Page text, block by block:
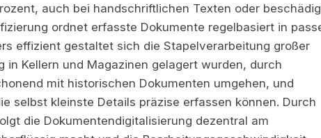
auch bei handschriftlichen Texten oder
ordnet erfasste Dokumente regelbasiert in
effizient gestaltet sich die Stapelverarbeitung großer
Kellern und Magazinen gelagert wurden, durch
mit historischen Dokumenten umgehen, und
selbst kleinste Details präzise erfassen können. Durch
die Dokumentendigitalisierung dezentral am